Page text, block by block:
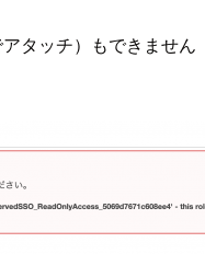
タッチ）もできません